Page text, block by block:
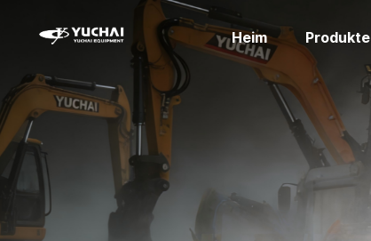
Heim Produkte